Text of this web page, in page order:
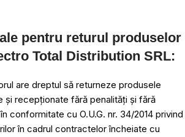
pentru returul produselor
Total Distribution SRL:
are dreptul să returneze produsele
și recepționate fără penalități și fără
conformitate cu O.U.G. nr. 34/2014 privind
în cadrul contractelor încheiate cu